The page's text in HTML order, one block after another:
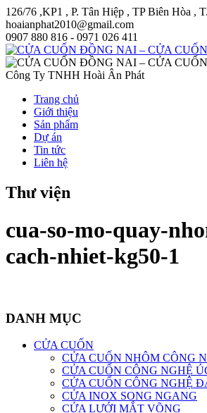
126/76 ,KP1 , P. Tân Hiệp , TP Biên Hòa ,
hoaianphat2010@gmail.com
0907 880 816 - 0971 026 411
Công Ty TNHH Hoài Ân Phát
Trang chủ
Giới thiệu
Sản phẩm
Dự án
Tin tức
Liên hệ
Thư viện
cua-so-mo-quay-
cach-nhiet-kg50-1
DANH MỤC
CỬA CUỐN
CỬA CUỐN NHÔM CÔNG
CỬA CUỐN CÔNG NGHỆ
CỬA CUỐN CÔNG NGHỆ
CỬA INOX SONG NGANG
CỬA LƯỚI MẮT VÕNG